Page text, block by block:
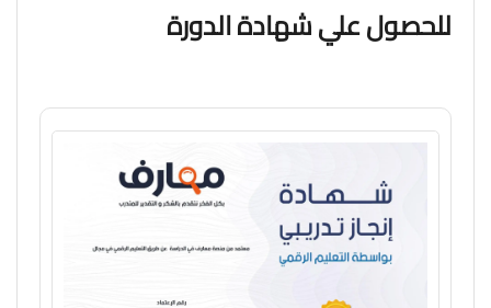
للحصول علي شهادة الدورة